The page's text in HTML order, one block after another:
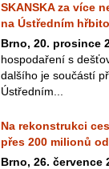
SKANSKA za více
na Ústředním
Brno, 20. prosince
hospodaření s
dalšího je součástí
Ústředním...
Na rekonstrukci
přes 200 milionů
Brno, 26. července